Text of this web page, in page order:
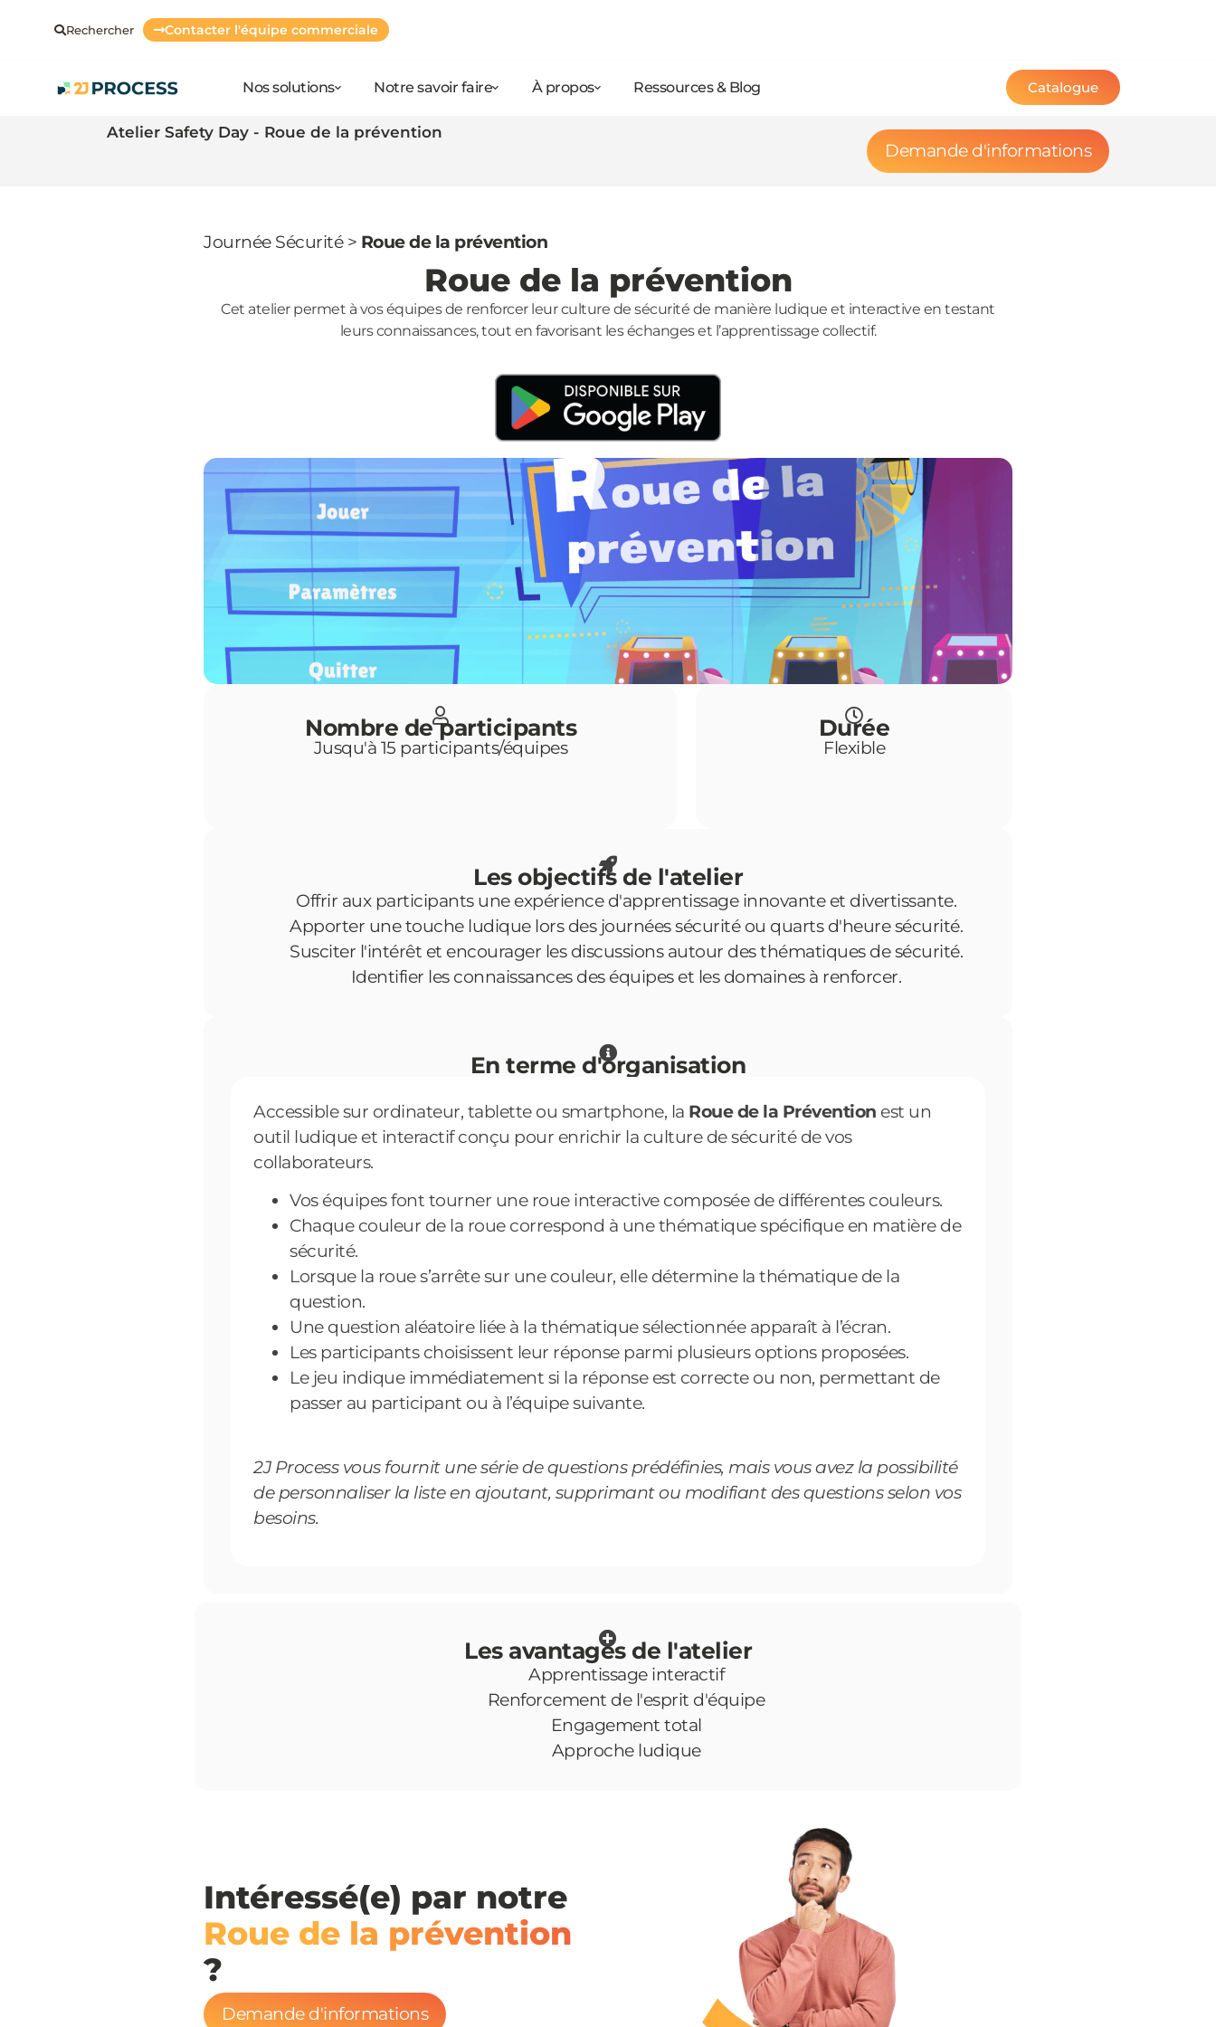
Rechercher Contacter l'équipe commerciale
Nos solutions Notre savoir faire À propos Ressources & Blog Catalogue
Atelier Safety Day - Roue de la prévention
Demande d'informations
Journée Sécurité> Roue de la prévention
Roue de la prévention
Cet atelier permet à vos équipes de renforcer leur culture de sécurité de manière ludique et interactive en testant
leurs connaissances, tout en favorisant les échanges et l’apprentissage collectif.
Nombre de participants
Jusqu'à 15 participants/équipes
Durée
Flexible
Les objectifs de l'atelier
Offrir aux participants une expérience d'apprentissage innovante et divertissante.
Apporter une touche ludique lors des journées sécurité ou quarts d'heure sécurité.
Susciter l'intérêt et encourager les discussions autour des thématiques de sécurité.
Identifier les connaissances des équipes et les domaines à renforcer.
En terme d'organisation
Accessible sur ordinateur, tablette ou smartphone, la Roue de la Prévention est un
outil ludique et interactif conçu pour enrichir la culture de sécurité de vos
collaborateurs.
Vos équipes font tourner une roue interactive composée de différentes couleurs.
Chaque couleur de la roue correspond à une thématique spécifique en matière de
sécurité.
Lorsque la roue s’arrête sur une couleur, elle détermine la thématique de la
question.
Une question aléatoire liée à la thématique sélectionnée apparaît à l’écran.
Les participants choisissent leur réponse parmi plusieurs options proposées.
Le jeu indique immédiatement si la réponse est correcte ou non, permettant de
passer au participant ou à l’équipe suivante.
2J Process vous fournit une série de questions prédéfinies, mais vous avez la possibilité
de personnaliser la liste en ajoutant, supprimant ou modifiant des questions selon vos
besoins.
Les avantages de l'atelier
Apprentissage interactif
Renforcement de l'esprit d'équipe
Engagement total
Approche ludique
Intéressé(e) par notre
Roue de la prévention
?
Demande d'informations